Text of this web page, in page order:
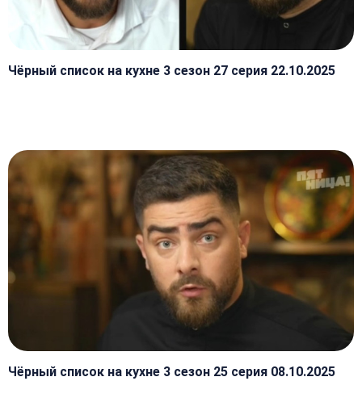
Чёрный список на кухне 3 сезон 27 серия 22.10.2025
Чёрный список на кухне 3 сезон 25 серия 08.10.2025